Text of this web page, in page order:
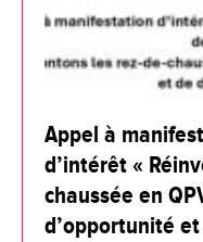
Appel à
d’intérêt «
chaussée en
d’opportunité